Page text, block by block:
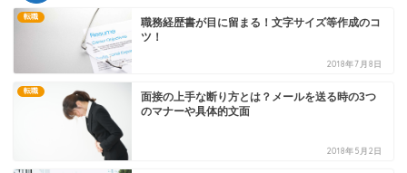
転職
職務経歴書が目に留まる！文字サイズ等作成のコ
ツ！
2018年7月8日
転職
面接の上手な断り方とは？メールを送る時の3つ
のマナーや具体的文面
2018年5月2日